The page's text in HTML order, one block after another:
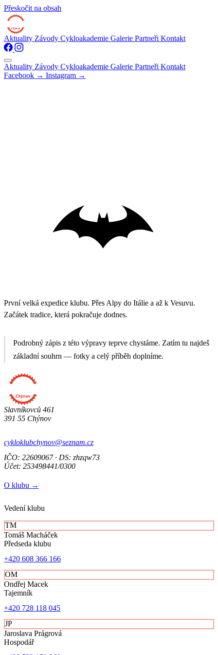
Přeskočit na obsah
Aktuality Závody Cykloakademie Galerie Partneři Kontakt
Aktuality Závody Cykloakademie Galerie Partneři Kontakt
Facebook → Instagram →
První velká expedice klubu. Přes Alpy do Itálie a až k Vesuvu.
Začátek tradice, která pokračuje dodnes.
Podrobný zápis z této výpravy teprve chystáme. Zatím tu najdeš
základní souhrn — fotky a celý příběh doplníme.
Slavníkovců 461
391 55 Chýnov
cykloklubchynov@seznam.cz
IČO: 22609067 · DS: zhzqw73
Účet: 253498441/0300
O klubu →
Vedení klubu
TM
Tomáš Macháček
Předseda klubu
+420 608 366 166
OM
Ondřej Macek
Tajemník
+420 728 118 045
JP
Jaroslava Prágrová
Hospodář